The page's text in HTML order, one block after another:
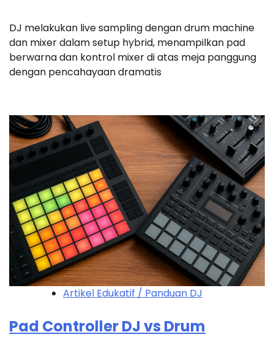
DJ melakukan live sampling dengan drum machine
dan mixer dalam setup hybrid, menampilkan pad
berwarna dan kontrol mixer di atas meja panggung
dengan pencahayaan dramatis
Artikel Edukatif / Panduan DJ
Pad Controller DJ vs Drum